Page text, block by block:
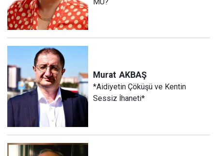
Murat AKBAŞ
*Aidiyetin Çöküşü ve Kentin
Sessiz İhaneti*